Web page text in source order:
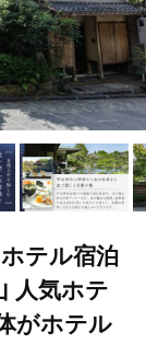
テル宿泊
人気ホテ
がホテル